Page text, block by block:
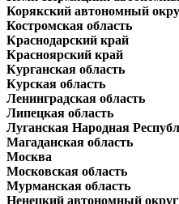
Корякский автономный
Костромская область
Краснодарский край
Красноярский край
Курганская область
Курская область
Ленинградская область
Липецкая область
Луганская Народная
Магаданская область
Москва
Московская область
Мурманская область
Ненецкий автономный округ